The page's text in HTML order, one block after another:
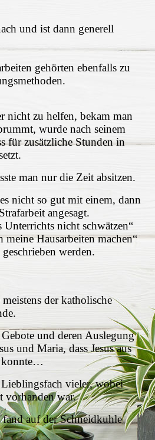
und ist dann generell
gehörten ebenfalls zu
nicht zu helfen, bekam man
wurde nach seinem
für zusätzliche Stunden in
man nur die Zeit absitzen.
nicht so gut mit einem, dann
angesagt.
Unterrichts nicht schwätzen“
meine Hausarbeiten machen“
werden.
der katholische
und deren Auslegung
und Maria, dass Jesus aus
konnte…
vieler, wobei
vorhanden war.
auf der Schneidkuhle